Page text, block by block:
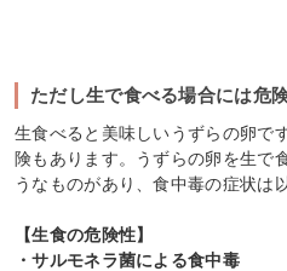
ただし生で食べる場合には危
生食べると美味しいうずらの卵で
険もあります。うずらの卵を生で
うなものがあり、食中毒の症状は
【生食の危険性】
・サルモネラ菌による食中毒